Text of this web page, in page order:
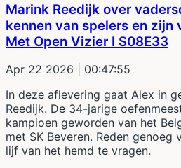
Marink Reedijk over
kennen van spelers en zijn
Met Open Vizier I S08E33
Apr 22 2026 | 00:47:55
In deze aflevering gaat Alex in
Reedijk. De 34-jarige
kampioen geworden van het
met SK Beveren. Reden genoeg
lijf van het hemd te vragen.